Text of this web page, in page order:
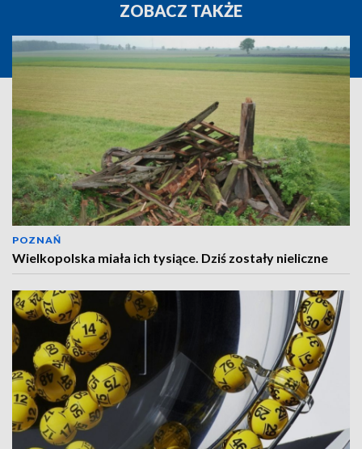
ZOBACZ TAKŻE
POZNAŃ
Wielkopolska miała ich tysiące. Dziś zostały nieliczne